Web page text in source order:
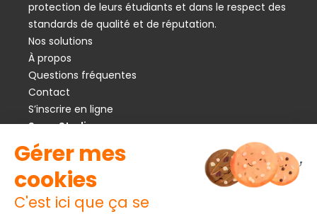
protection de leurs étudiants et dans le respect des
standards de qualité et de réputation.
Nos solutions
À propos
Questions fréquentes
Contact
S’inscrire en ligne
ScoreStudies
Place de la Gare 12
CH 1003 Lausanne
contact@scorestudies.ch
Tél : +41 (0) 21 525 50 40